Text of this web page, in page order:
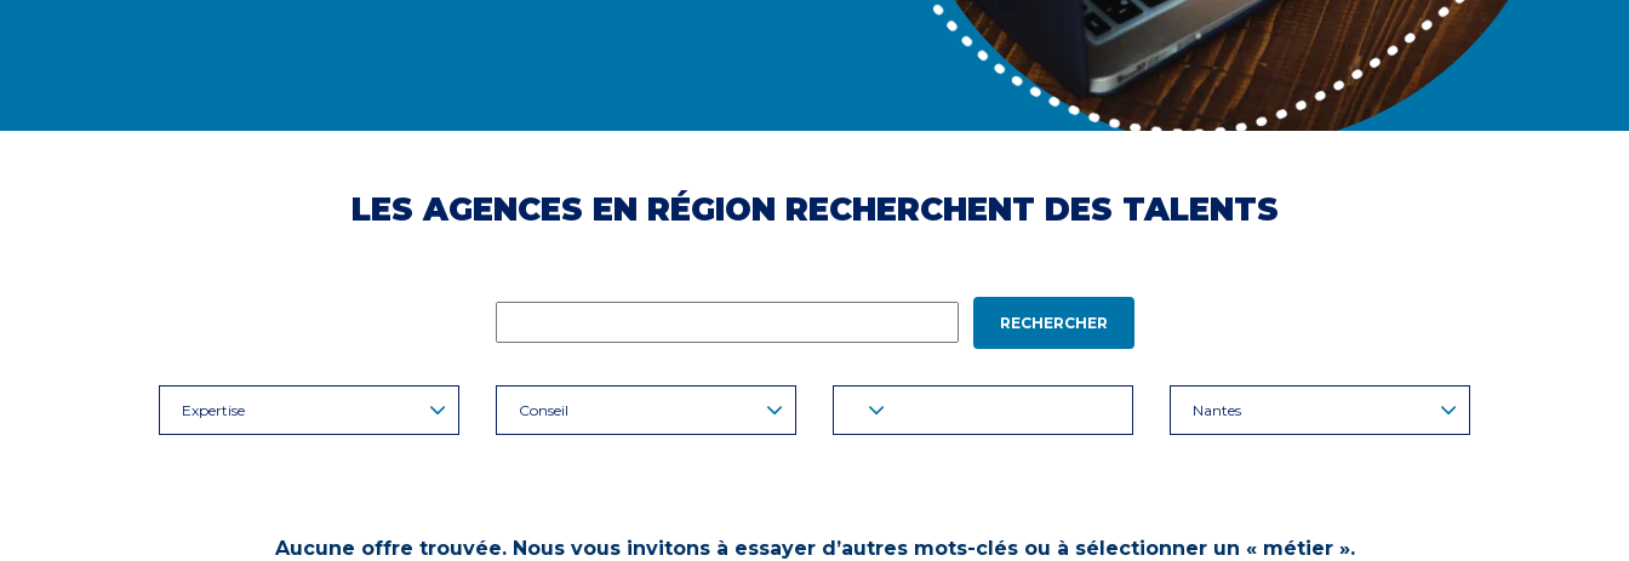
LES AGENCES EN RÉGION RECHERCHENT DES TALENTS
RECHERCHER
Expertise Conseil Nantes
Aucune offre trouvée. Nous vous invitons à essayer d’autres mots-clés ou à sélectionner un « métier ».